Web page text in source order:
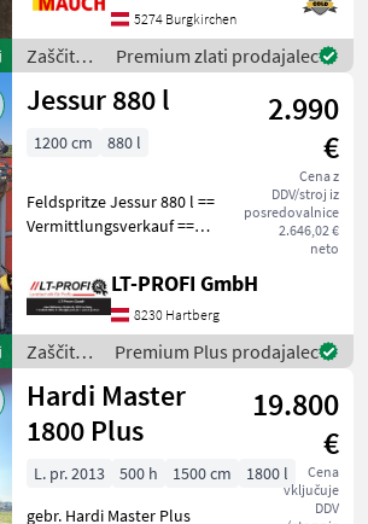
hidravlično nastavljanje
višine - izravnava naklona -
rezervoar za
5274 Burgkirchen
Zaščita
rastlin /
Hardi
Premium zlati prodajalec
Jessur 880 l
2.990
€
Cena z
DDV/stroj iz
posredovalnice
2.646,02 €
neto
1200 cm 880 l
Feldspritze Jessur 880 l ==
Vermittlungsverkauf ==
elektrische Teilbreiten
hydraulische Klappung
mechanische
Balkenhöhenverstellung
Hand
LT-PROFI GmbH
8230 Hartberg
Zaščita
rastlin /
Jessur
Premium Plus prodajalec
Hardi Master
1800 Plus
19.800
€
Cena
vključuje
DDV
L. pr. 2013 500 h 1500 cm
1800 l
gebr. Hardi Master Plus